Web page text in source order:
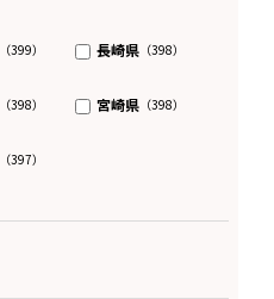
（399） 長崎県 （398）
（398） 宮崎県 （398）
（397）